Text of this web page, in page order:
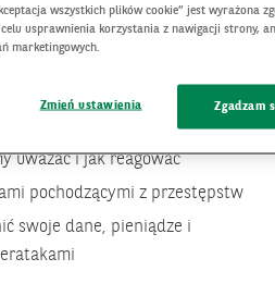
Eksperci Banku BNP
także o tym:
w ubiegłym roku
krajobraz zagrożeń
uważać i jak reagować
pochodzącymi z przestępstw
swoje dane, pieniądze i
wszystkich plików cookie” jest wyrażona
usprawnienia korzystania z nawigacji strony,
marketingowych.
Zmień ustawienia Zgadzam